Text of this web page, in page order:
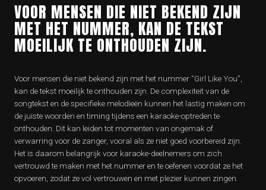
VOOR MENSEN DIE NIET BEKEND ZIJN
MET HET NUMMER, KAN DE TEKST
MOEILIJK TE ONTHOUDEN ZIJN.
Voor mensen die niet bekend zijn met het nummer “Girl Like You”,
kan de tekst moeilijk te onthouden zijn. De complexiteit van de
songtekst en de specifieke melodieën kunnen het lastig maken om
de juiste woorden en timing tijdens een karaoke-optreden te
onthouden. Dit kan leiden tot momenten van ongemak of
verwarring voor de zanger, vooral als ze niet goed voorbereid zijn.
Het is daarom belangrijk voor karaoke-deelnemers om zich
vertrouwd te maken met het nummer en te oefenen voordat ze het
opvoeren, zodat ze vol vertrouwen en met plezier kunnen zingen.